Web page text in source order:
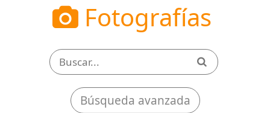
Fotografías
Búsqueda avanzada